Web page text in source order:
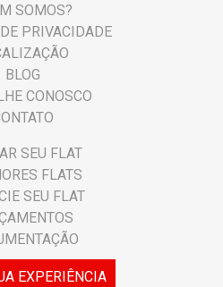
SOMOS?
PRIVACIDADE
BLOG
CONOSCO
SEU FLAT
FLATS
SEU FLAT
EXPERIÊNCIA